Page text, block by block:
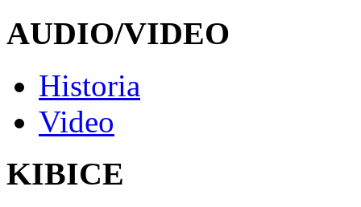
AUDIO/VIDEO
Historia
Video
KIBICE